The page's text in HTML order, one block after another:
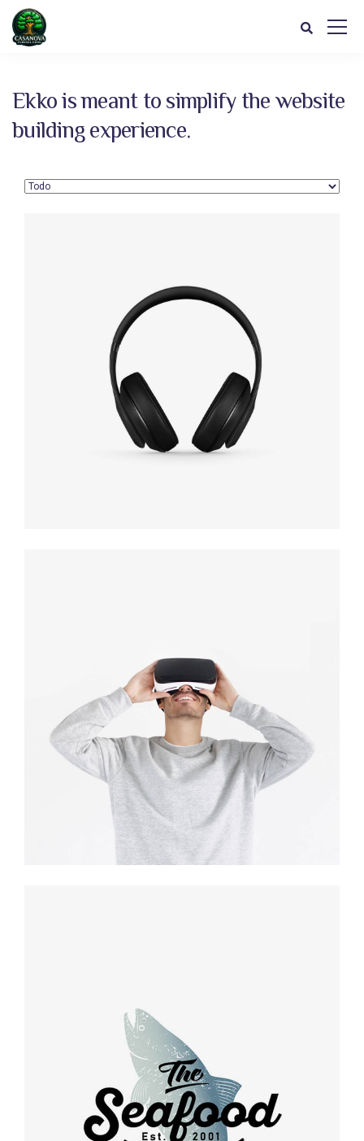
Ekko is meant to simplify the website
building experience.
black
Immersive
experience
Retro design